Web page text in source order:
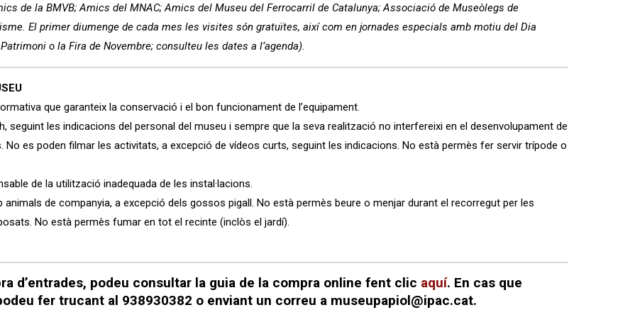
de la BMVB; Amics del MNAC; Amics del Museu del Ferrocarril de Catalunya; Associació de Museòlegs de
El primer diumenge de cada mes les visites són gratuïtes, així com en jornades especials amb motiu del Dia
o la Fira de Novembre; consulteu les dates a l’agenda).
que garanteix la conservació i el bon funcionament de l’equipament.
les indicacions del personal del museu i sempre que la seva realització no interfereixi en el desenvolupament de
es poden filmar les activitats, a excepció de vídeos curts, seguint les indicacions. No està permès fer servir trípode o
de la utilització inadequada de les instal·lacions.
animals de companyia, a excepció dels gossos pigall. No està permès beure o menjar durant el recorregut per les
No està permès fumar en tot el recinte (inclòs el jardí).
d’entrades, podeu consultar la guia de la compra online fent clic aquí. En cas que
fer trucant al 938930382 o enviant un correu a museupapiol@ipac.cat.